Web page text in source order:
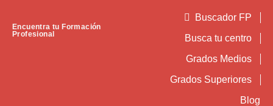
Encuentra tu Formación
Profesional
Buscador FP
Busca tu centro
Grados Medios
Grados Superiores
Blog